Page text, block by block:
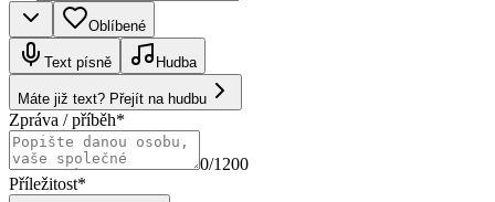
Oblíbené
Text písně Hudba
Máte již text? Přejít na hudbu
Zpráva / příběh*
0/1200
Příležitost*